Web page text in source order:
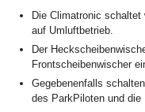
Die Climatronic
auf Umluftbetrieb.
Der
Frontscheibenwischer
Gegebenenfalls
des ParkPiloten und die